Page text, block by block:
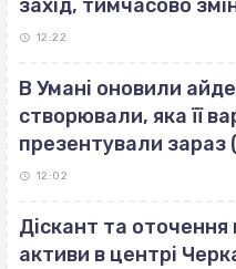
захід, тимчасово
12:22
В Умані оновили
створювали, яка її
презентували
12:02
Діскант та оточення
активи в центрі